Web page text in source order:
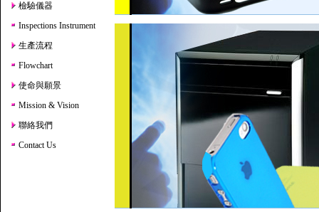
檢驗儀器
Inspections Instrument
生產流程
Flowchart
使命與願景
Mission & Vision
聯絡我們
Contact Us